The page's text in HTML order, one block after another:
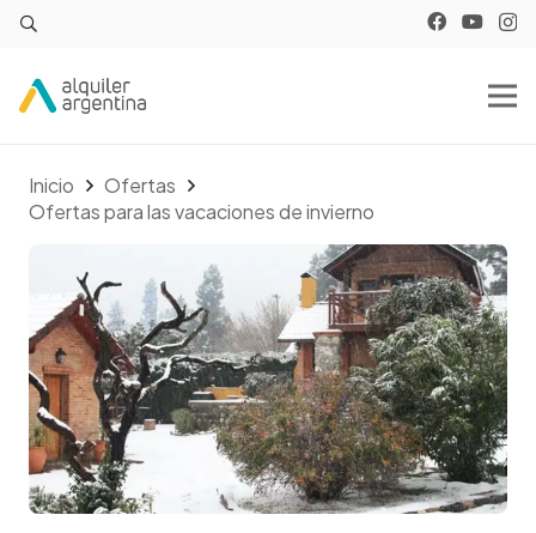
Inicio
Ofertas
Ofertas para las vacaciones de invierno